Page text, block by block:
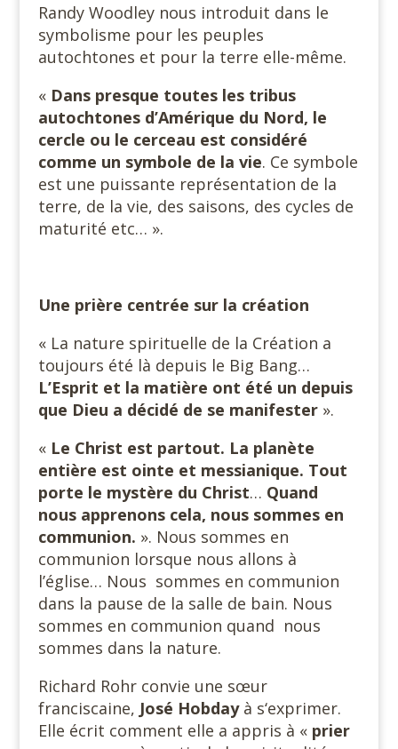
Randy Woodley nous introduit dans le
symbolisme pour les peuples
autochtones et pour la terre elle-même.
« Dans presque toutes les tribus
autochtones d’Amérique du Nord, le
cercle ou le cerceau est considéré
comme un symbole de la vie. Ce symbole
est une puissante représentation de la
terre, de la vie, des saisons, des cycles de
maturité etc… ».
Une prière centrée sur la création
« La nature spirituelle de la Création a
toujours été là depuis le Big Bang…
L’Esprit et la matière ont été un depuis
que Dieu a décidé de se manifester ».
« Le Christ est partout. La planète
entière est ointe et messianique. Tout
porte le mystère du Christ… Quand
nous apprenons cela, nous sommes en
communion. ». Nous sommes en
communion lorsque nous allons à
l’église… Nous sommes en communion
dans la pause de la salle de bain. Nous
sommes en communion quand nous
sommes dans la nature.
Richard Rohr convie une sœur
franciscaine, José Hobdayà s‘exprimer.
Elle écrit comment elle a appris à « prier